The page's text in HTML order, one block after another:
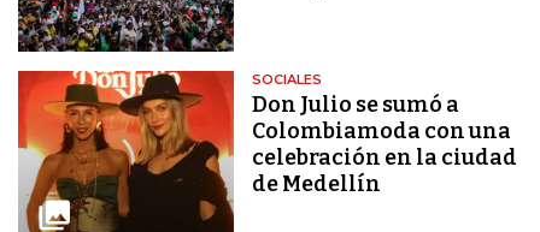
SOCIALES
Don Julio se sumó a
Colombiamoda con una
celebración en la ciudad
de Medellín